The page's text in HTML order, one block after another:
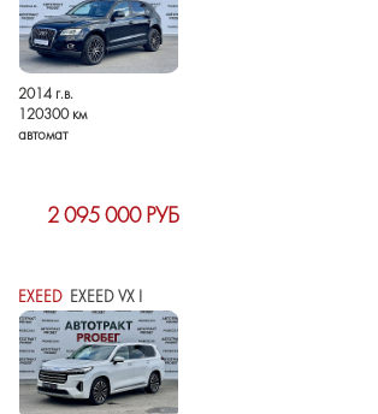
2014 г.в.
120300 км
автомат
2 095 000 РУБ
EXEED EXEED VX I